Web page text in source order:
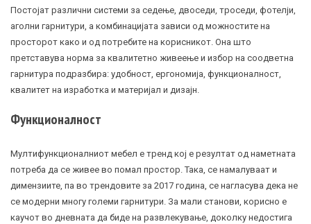
Постојат различни системи за седење, двоседи, троседи, фотелји,
аголни гарнитури, а комбинацијата зависи од можностите на
просторот како и од потребите на корисникот. Она што
претставува норма за квалитетно живеење и избор на соодветна
гарнитура подразбира: удобност, ергономија, функционалност,
квалитет на изработка и материјал и дизајн.
Функционалност
Мултифункционалниот мебел е тренд кој е резултат од наметната
потреба да се живее во помал простор. Така, се намалуваат и
димензиите, па во трендовите за 2017 година, се нагласува дека не
се модерни многу големи гарнитури. За мали станови, корисно е
каучот во дневната да биде на развлекување, доколку недостига